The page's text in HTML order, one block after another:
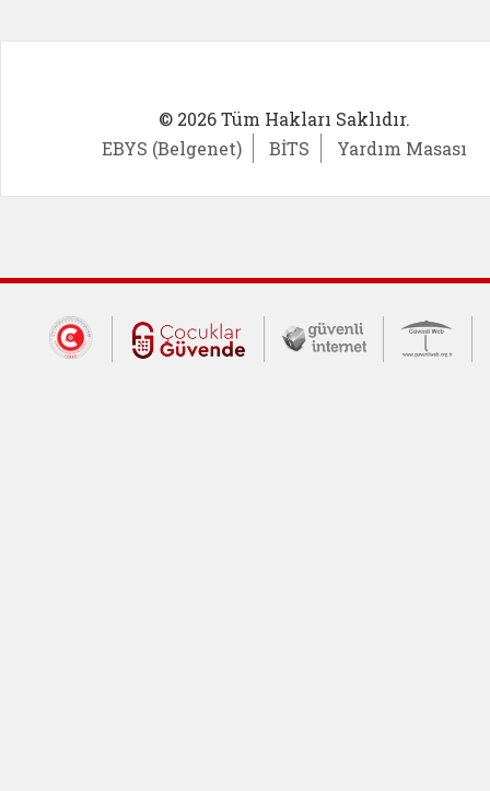
© 2026 Tüm Hakları Saklıdır.
EBYS (Belgenet)
BİTS Yardım Masası
Dış Bağlantılar
Cumhurbaşkanlığı İletişim Merkezi
Çocuklar Güvende (yeni
Güvenli